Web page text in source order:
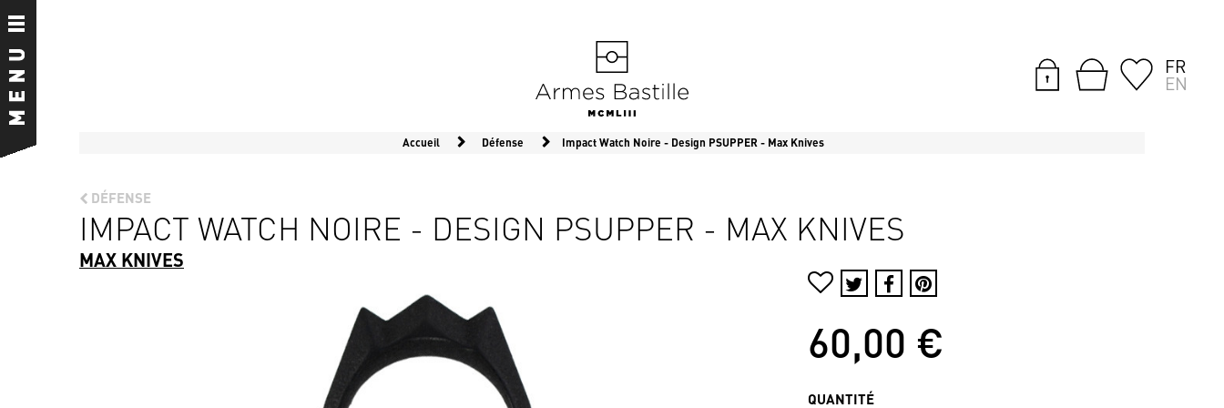
FR
EN
Accueil Défense Impact Watch Noire - Design PSUPPER - Max Knives
DÉFENSE
IMPACT WATCH NOIRE - DESIGN PSUPPER - MAX KNIVES
MAX KNIVES
60,00 €
QUANTITÉ